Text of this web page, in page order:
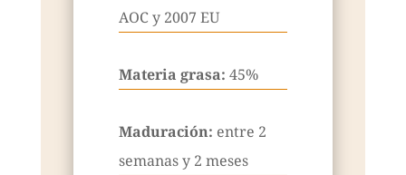
AOC y 2007 EU
Materia grasa: 45%
Maduración: entre 2
semanas y 2 meses